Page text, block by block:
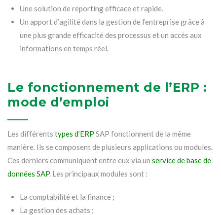
Une solution de reporting efficace et rapide.
Un apport d’agilité dans la gestion de l’entreprise grâce à
une plus grande efficacité des processus et un accès aux
informations en temps réel.
Le fonctionnement de l’ERP :
mode d’emploi
Les différents types d’ERP SAP fonctionnent de la même
manière. Ils se composent de plusieurs applications ou modules.
Ces derniers communiquent entre eux via un service de base de
données SAP. Les principaux modules sont :
La comptabilité et la finance ;
La gestion des achats ;